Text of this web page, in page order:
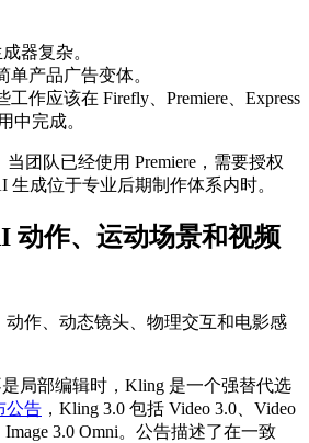
器复杂。
单产品广告变体。
工作应该在 Firefly、Premiere、Express
中完成。
当团队已经使用 Premiere，需要授权
生成位于专业后期制作体系内时。
动作、运动场景和视频
动作、动态镜头、物理交互和电影感
局部编辑时，Kling 是一个强替代选
公告 ，Kling 3.0 包括 Video 3.0、Video
Image 3.0 Omni。公告描述了在一致